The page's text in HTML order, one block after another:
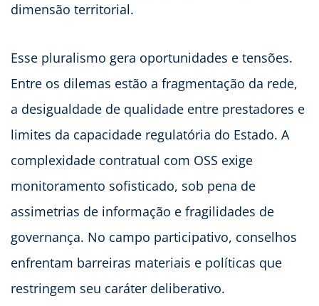
dimensão territorial.
Esse pluralismo gera oportunidades e tensões.
Entre os dilemas estão a fragmentação da rede,
a desigualdade de qualidade entre prestadores e
limites da capacidade regulatória do Estado. A
complexidade contratual com OSS exige
monitoramento sofisticado, sob pena de
assimetrias de informação e fragilidades de
governança. No campo participativo, conselhos
enfrentam barreiras materiais e políticas que
restringem seu caráter deliberativo.